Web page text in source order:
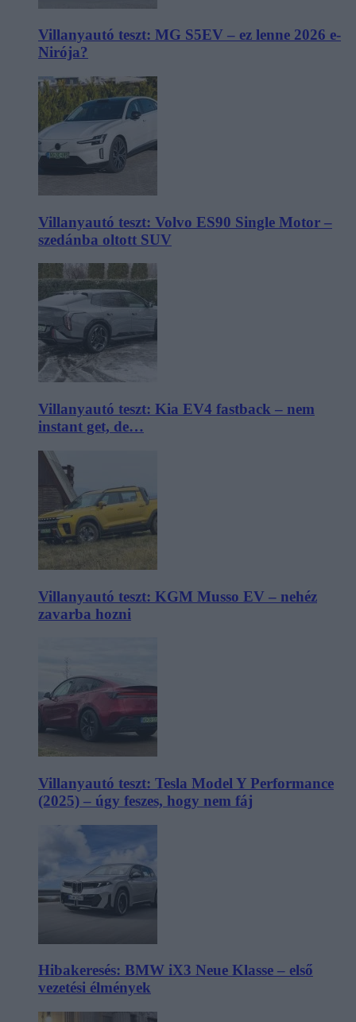
Villanyautó teszt: MG S5EV – ez lenne 2026 e-
Nirója?
Villanyautó teszt: Volvo ES90 Single Motor –
szedánba oltott SUV
Villanyautó teszt: Kia EV4 fastback – nem
instant get, de…
Villanyautó teszt: KGM Musso EV – nehéz
zavarba hozni
Villanyautó teszt: Tesla Model Y Performance
(2025) – úgy feszes, hogy nem fáj
Hibakeresés: BMW iX3 Neue Klasse – első
vezetési élmények